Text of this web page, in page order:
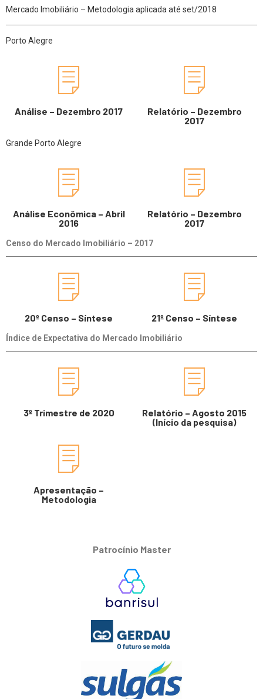
Mercado Imobiliário – Metodologia aplicada até set/2018
Porto Alegre
Análise – Dezembro 2017
Relatório – Dezembro
2017
Grande Porto Alegre
Análise Econômica – Abril
2016
Relatório – Dezembro
2017
Censo do Mercado Imobiliário – 2017
20º Censo – Síntese 21º Censo – Síntese
Índice de Expectativa do Mercado Imobiliário
3º Trimestre de 2020
Relatório – Agosto 2015
(Início da pesquisa)
Apresentação –
Metodologia
Patrocínio Master